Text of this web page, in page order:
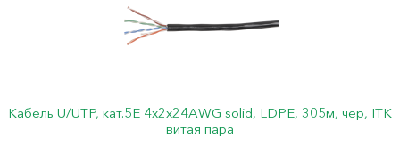
Кабель U/UTP, кат.5Е 4х2х24АWG solid, LDPE, 305м, чер, ITK
витая пара